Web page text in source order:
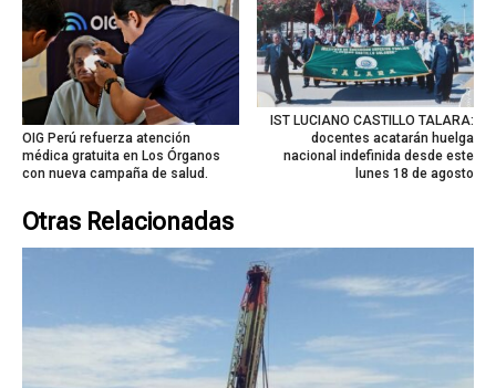
OIG Perú refuerza atención
médica gratuita en Los Órganos
con nueva campaña de salud.
IST LUCIANO CASTILLO TALARA:
docentes acatarán huelga
nacional indefinida desde este
lunes 18 de agosto
Otras Relacionadas